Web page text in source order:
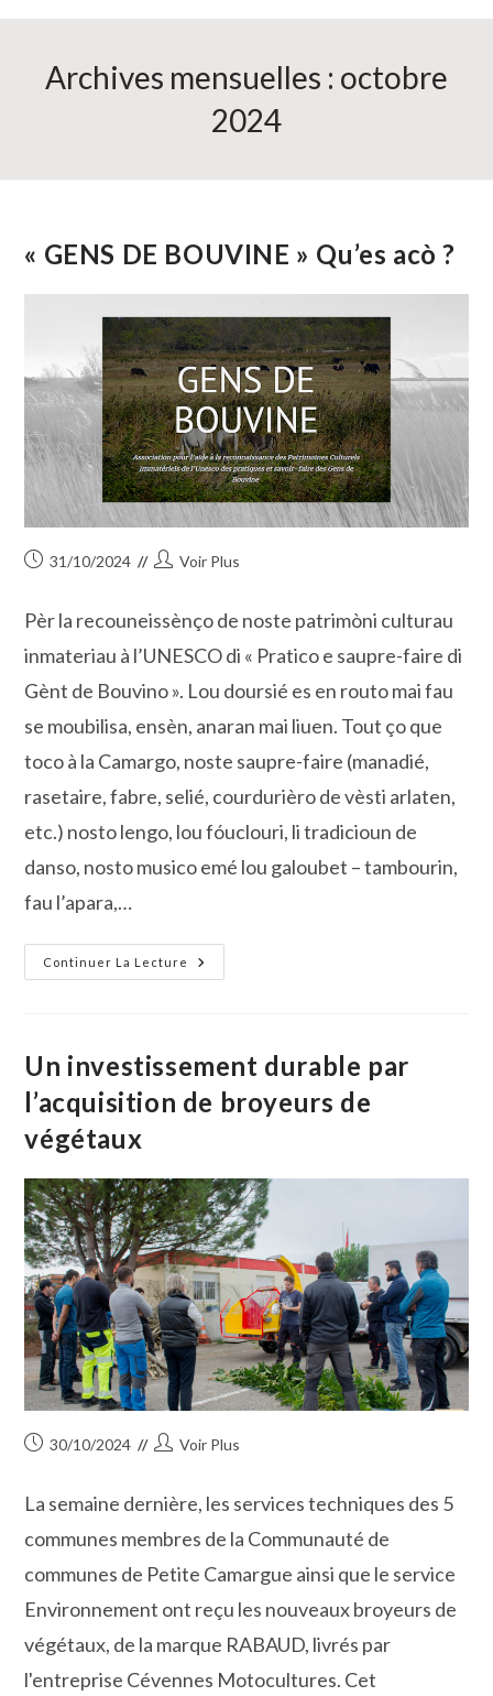
Archives mensuelles : octobre
2024
« GENS DE BOUVINE » Qu’es acò ?
Publication
31/10/2024
Auteur/autrice
publication :
Voir Plus
Pèr la recouneissènço de noste patrimòni culturau
inmateriau à l’UNESCO di « Pratico e saupre-faire di
Gènt de Bouvino ». Lou doursié es en routo mai fau
se moubilisa, ensèn, anaran mai liuen. Tout ço que
toco à la Camargo, noste saupre-faire (manadié,
rasetaire, fabre, selié, courdurièro de vèsti arlaten,
etc.) nosto lengo, lou fóuclouri, li tradicioun de
danso, nosto musico emé lou galoubet – tambourin,
fau l’apara,…
Continuer La Lecture
« GENS
DE
Un investissement durable par
l’acquisition de broyeurs de
végétaux
Publication
30/10/2024
Auteur/autrice
publication :
Voir Plus
La semaine dernière, les services techniques des 5
communes membres de la Communauté de
communes de Petite Camargue ainsi que le service
Environnement ont reçu les nouveaux broyeurs de
végétaux, de la marque RABAUD, livrés par
l'entreprise Cévennes Motocultures. Cet